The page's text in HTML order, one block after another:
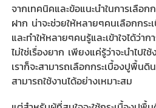
จากเทคนิคและข้อแนะนำในการเลือก
ฝาก น่าจะช่วยให้หลายๆคนเลือกกระ
และทำให้หลายๆคนรู้และเข้าใจได้ว่า
ไม่ใช่เรื่องยาก เพียงแค่รู้ว่าจะนำไป
เราก็จะสามารถเลือกกระเบื้องปูพื้น
สามารถใช้งานได้อย่างเหมาะสม